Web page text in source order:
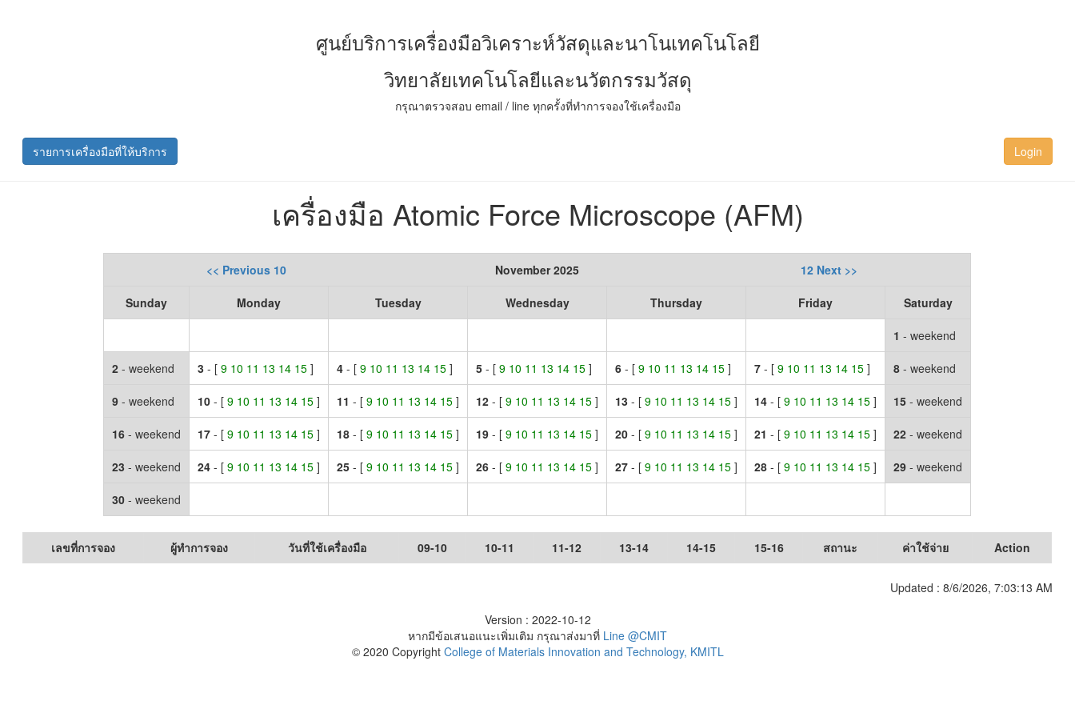
ศูนย์บริการเครื่องมือวิเคราะห์วัสดุและนาโนเทคโนโลยี
วิทยาลัยเทคโนโลยีและนวัตกรรมวัสดุ
กรุณาตรวจสอบ email / line ทุกครั้งที่ทำการจองใช้เครื่องมือ
รายการเครื่องมือที่ให้บริการ Login
เครื่องมือ Atomic Force Microscope (AFM)
<< Previous 10 November 2025 12 Next >>
Sunday Monday Tuesday Wednesday Thursday Friday Saturday
1 - weekend
2 - weekend 3 - [9 10 11 13 14 15] 4 - [9 10 11 13 14 15] 5 - [9 10 11 13 14 15] 6 - [9 10 11 13 14 15] 7 - [9 10 11 13 14 15] 8 - weekend
9 - weekend 10 - [9 10 11 13 14 15] 11 - [9 10 11 13 14 15] 12 - [9 10 11 13 14 15] 13 - [9 10 11 13 14 15] 14 - [9 10 11 13 14 15] 15 - weekend
16 - weekend 17 - [9 10 11 13 14 15] 18 - [9 10 11 13 14 15] 19 - [9 10 11 13 14 15] 20 - [9 10 11 13 14 15] 21 - [9 10 11 13 14 15] 22 - weekend
23 - weekend 24 - [9 10 11 13 14 15] 25 - [9 10 11 13 14 15] 26 - [9 10 11 13 14 15] 27 - [9 10 11 13 14 15] 28 - [9 10 11 13 14 15] 29 - weekend
30 - weekend
เลขที่การจอง ผู้ทำการจอง วันที่ใช้เครื่องมือ 09-10 10-11 11-12 13-14 14-15 15-16 สถานะ ค่าใช้จ่าย Action
Updated : 8/6/2026, 7:03:13 AM
Version : 2022-10-12
หากมีข้อเสนอแนะเพิ่มเติม กรุณาส่งมาที่ Line @CMIT
© 2020 CopyrightCollege of Materials Innovation and Technology, KMITL